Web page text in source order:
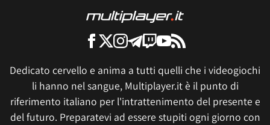
Dedicato cervello e anima a tutti quelli che i videogiochi
li hanno nel sangue, Multiplayer.it è il punto di
riferimento italiano per l'intrattenimento del presente e
del futuro. Preparatevi ad essere stupiti ogni giorno con